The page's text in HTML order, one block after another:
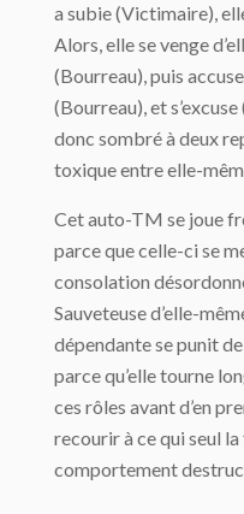
a subie (Victimaire),
Alors, elle se venge
(Bourreau), puis
(Bourreau), et
donc sombré à deux
toxique entre elle-
Cet auto-TM se joue
parce que celle-ci se
consolation
Sauveteuse d’elle-
dépendante se punit
parce qu’elle tourne
ces rôles avant d’en
recourir à ce qui seul
comportement